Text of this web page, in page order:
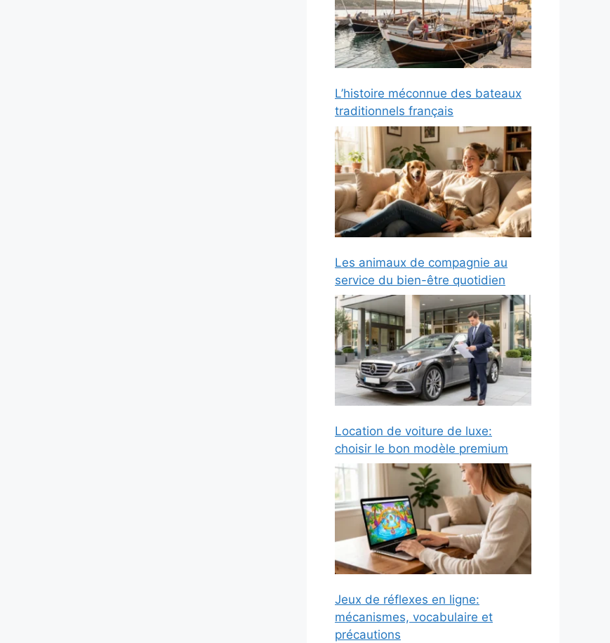
L’histoire méconnue des bateaux
traditionnels français
Les animaux de compagnie au
service du bien-être quotidien
Location de voiture de luxe:
choisir le bon modèle premium
Jeux de réflexes en ligne:
mécanismes, vocabulaire et
précautions